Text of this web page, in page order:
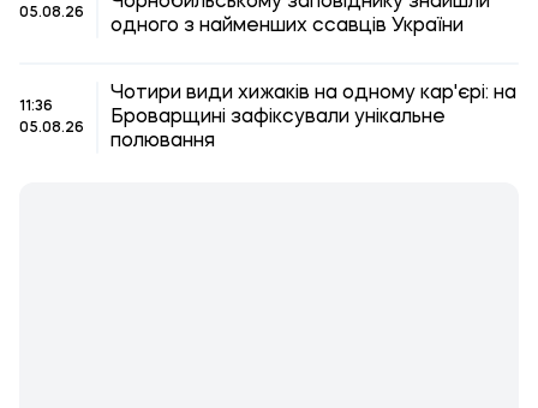
05.08.26
одного з найменших ссавців України
11:36
05.08.26
Чотири види хижаків на одному кар'єрі: на
Броварщині зафіксували унікальне
полювання